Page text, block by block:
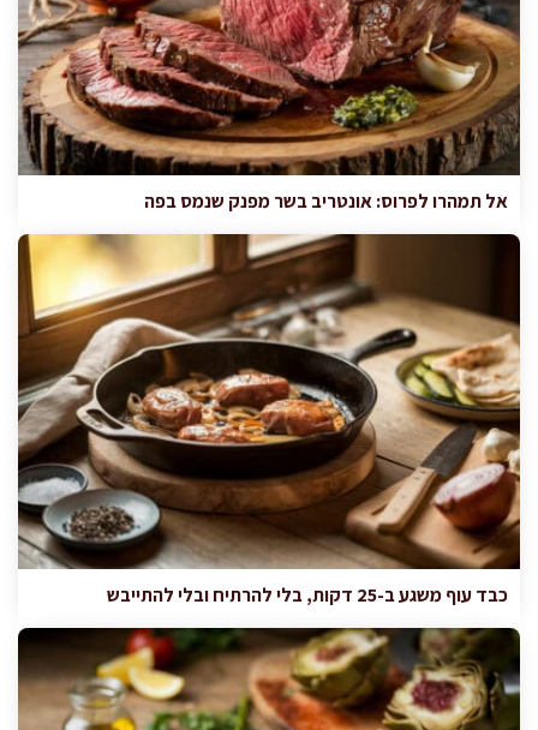
אל תמהרו לפרוס: אונטריב בשר מפנק שנמס בפה
כבד עוף משגע ב-25 דקות, בלי להרתיח ובלי להתייבש